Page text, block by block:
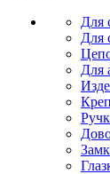
Для
Для
Для